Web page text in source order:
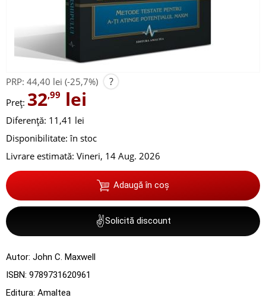
PRP: 44,40 lei (-25,7%) ?
Preț: 32,99 lei
Diferență: 11,41 lei
Disponibilitate: în stoc
Livrare estimată: Vineri, 14 Aug. 2026
Adaugă în coș
✌Solicită discount
Autor: John C. Maxwell
ISBN: 9789731620961
Editura: Amaltea